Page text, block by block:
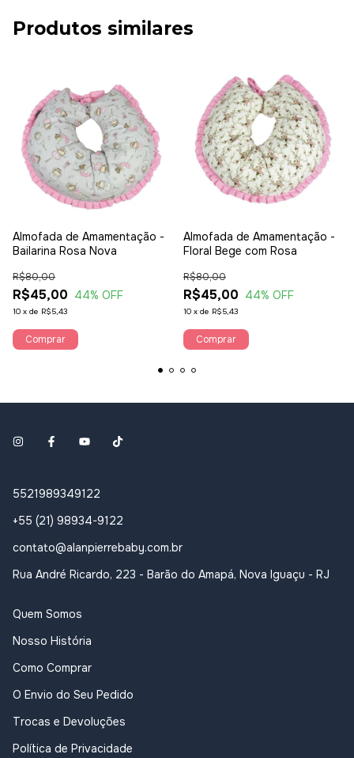
Produtos similares
Almofada de Amamentação -
Bailarina Rosa Nova
R$45,00
R$80,00
44% OFF
10 x de R$5,43
Almofada de Amamentação -
Floral Bege com Rosa
R$45,00
R$80,00
44% OFF
10 x de R$5,43
5521989349122
+55 (21) 98934-9122
contato@alanpierrebaby.com.br
Rua André Ricardo, 223 - Barão do Amapá, Nova Iguaçu - RJ
Quem Somos
Nosso História
Como Comprar
O Envio do Seu Pedido
Trocas e Devoluções
Política de Privacidade